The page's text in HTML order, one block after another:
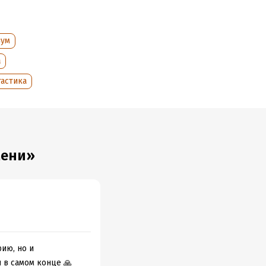
И все
частью
в
но и
в самом конце 🙏